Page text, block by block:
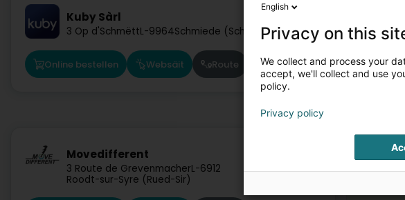
Kuby Sàrl
3 Op d'SchmëttL-9964Schmiede (Schmëdd)
Online bestellen Websäit Route
Movedifferent
3 Route de GrevenmacherL-6912
Roodt-sur-Syre (Rued-Sir)
English
Privacy on this
We collect and process your
accept, we'll collect and use
policy.
Privacy policy